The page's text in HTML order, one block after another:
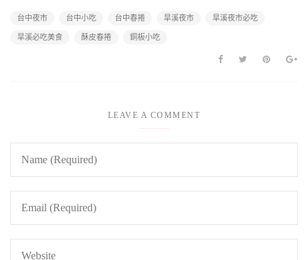
台中夜市 台中小吃 台中春捲 旱溪夜市 旱溪夜市必吃
旱溪必吃美食 酥皮春捲 銅板小吃
LEAVE A COMMENT